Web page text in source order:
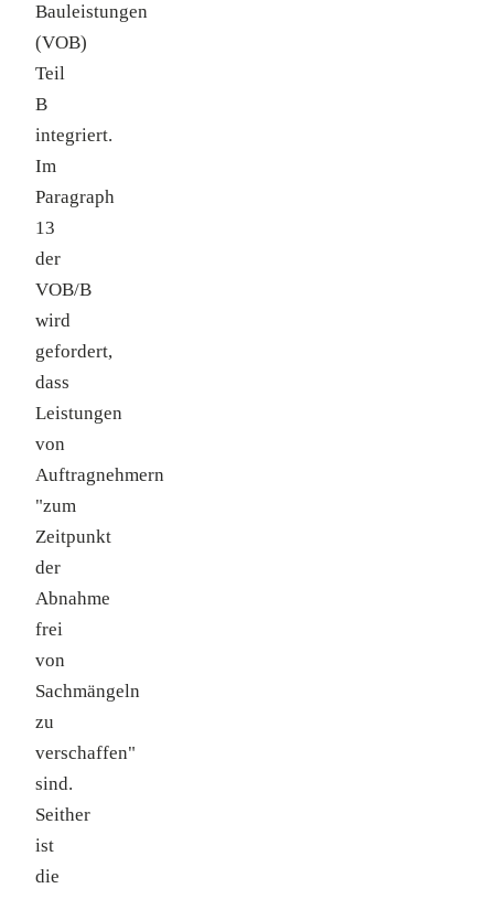
Bauleistungen
(VOB)
Teil
B
integriert.
Im
Paragraph
13
der
VOB/B
wird
gefordert,
dass
Leistungen
von
Auftragnehmern
"zum
Zeitpunkt
der
Abnahme
frei
von
Sachmängeln
zu
verschaffen"
sind.
Seither
ist
die